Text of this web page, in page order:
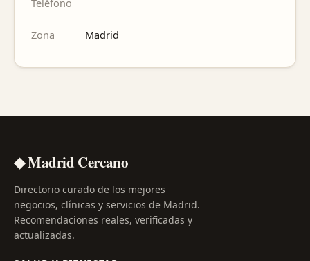
Teléfono
Zona Madrid
◆ Madrid Cercano
Directorio curado de los mejores
negocios, clínicas y servicios de Madrid.
Recomendaciones reales, verificadas y
actualizadas.